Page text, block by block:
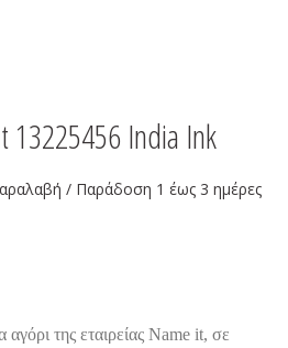
India Ink
/ Παράδoση 1 έως 3 ημέρες
της εταιρείας Name it, σε